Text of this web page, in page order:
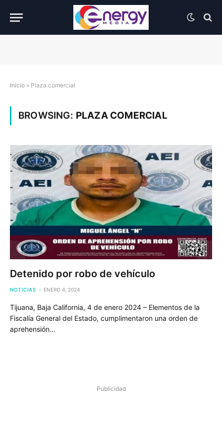
Inicio » Plaza comercial
BROWSING: PLAZA COMERCIAL
Detenido por robo de vehículo
NOTICIAS ENERO 4, 2024
Tijuana, Baja California, 4 de enero 2024 – Elementos de la
Fiscalía General del Estado, cumplimentaron una orden de
aprehensión…
Publicidad